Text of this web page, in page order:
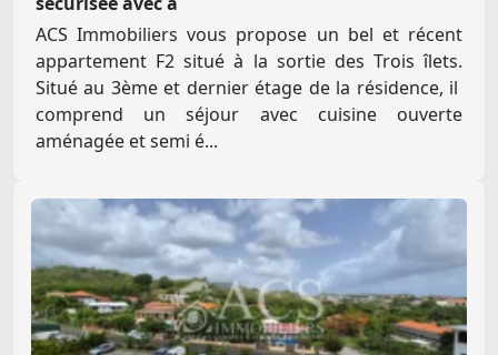
ACS Immobiliers vous propose un bel et récent
appartement F2 situé à la sortie des Trois îlets.
Situé au 3ème et dernier étage de la résidence, il
comprend un séjour avec cuisine ouverte
aménagée et semi é...